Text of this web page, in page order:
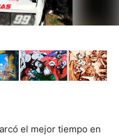
el mejor tiempo en